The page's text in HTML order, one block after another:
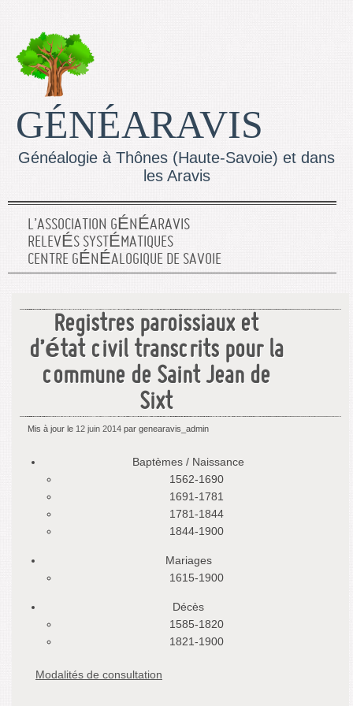
GÉNÉARAVIS
Généalogie à Thônes (Haute-Savoie) et dans
les Aravis
L’ASSOCIATION GÉNÉARAVIS
RELEVÉS SYSTÉMATIQUES
CENTRE GÉNÉALOGIQUE DE SAVOIE
Registres paroissiaux et
d’état civil transcrits pour la
commune de Saint Jean de
Sixt
Mis à jour le 12 juin 2014 par genearavis_admin
Baptèmes / Naissance
1562-1690
1691-1781
1781-1844
1844-1900
Mariages
1615-1900
Décès
1585-1820
1821-1900
Modalités de consultation